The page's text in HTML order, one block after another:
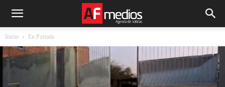
Inicio En Portada